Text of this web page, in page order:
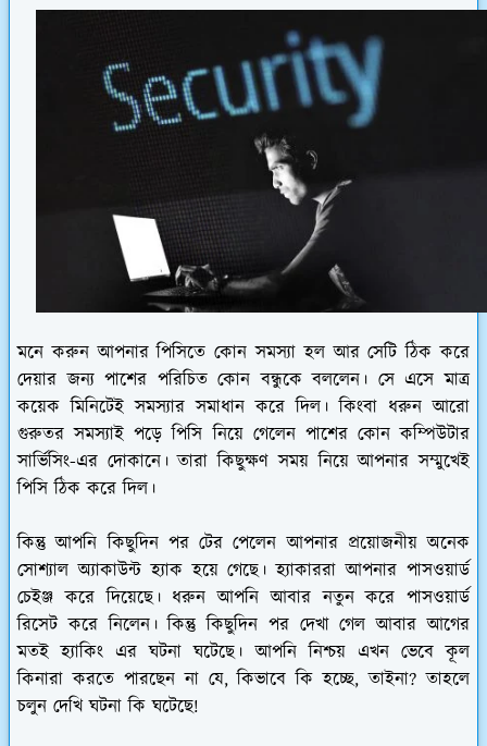
মনে করুন আপনার পিসিতে কোন সমস্যা হল আর সেটি ঠিক করে
দেয়ার জন্য পাশের পরিচিত কোন বন্ধুকে বললেন। সে এসে মাত্র
কয়েক মিনিটেই সমস্যার সমাধান করে দিল। কিংবা ধরুন আরো
গুরুতর সমস্যাই পড়ে পিসি নিয়ে গেলেন পাশের কোন কম্পিউটার
সার্ভিসিং-এর দোকানে। তারা কিছুক্ষণ সময় নিয়ে আপনার সম্মুখেই
পিসি ঠিক করে দিল।
কিন্তু আপনি কিছুদিন পর টের পেলেন আপনার প্রয়োজনীয় অনেক
সোশ্যাল অ্যাকাউন্ট হ্যাক হয়ে গেছে। হ্যাকাররা আপনার পাসওয়ার্ড
চেইঞ্জ করে দিয়েছে। ধরুন আপনি আবার নতুন করে পাসওয়ার্ড
রিসেট করে নিলেন। কিন্তু কিছুদিন পর দেখা গেল আবার আগের
মতই হ্যাকিং এর ঘটনা ঘটেছে। আপনি নিশ্চয় এখন ভেবে কূল
কিনারা করতে পারছেন না যে, কিভাবে কি হচ্ছে, তাইনা? তাহলে
চলুন দেখি ঘটনা কি ঘটেছে!